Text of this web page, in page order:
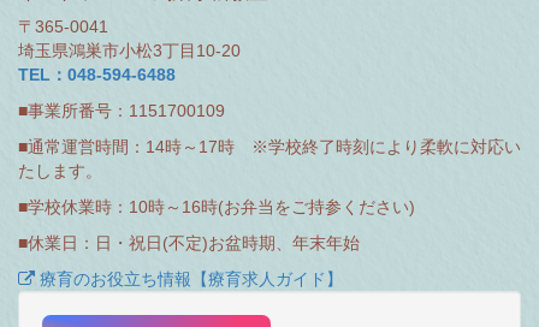
〒365-0041
埼玉県鴻巣市小松3丁目10-20
TEL：048-594-6488
■事業所番号：1151700109
■通常運営時間：14時～17時 ※学校終了時刻により柔軟に対応い
たします。
■学校休業時：10時～16時(お弁当をご持参ください)
■休業日：日・祝日(不定)お盆時期、年末年始
療育のお役立ち情報【療育求人ガイド】